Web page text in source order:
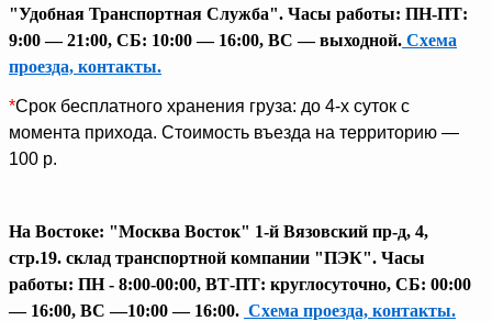
"Удобная Транспортная Служба". Часы работы: ПН-ПТ:
9:00 — 21:00, СБ: 10:00 — 16:00, ВС — выходной. Схема
проезда, контакты.
*Срок бесплатного хранения груза: до 4-х суток с
момента прихода. Стоимость въезда на территорию —
100 р.
На Востоке: "Москва Восток" 1-й Вязовский пр-д, 4,
стр.19. склад транспортной компании "ПЭК". Часы
работы: ПН - 8:00-00:00, ВТ-ПТ: круглосуточно, СБ: 00:00
— 16:00, ВС —10:00 — 16:00. Схема проезда, контакты.